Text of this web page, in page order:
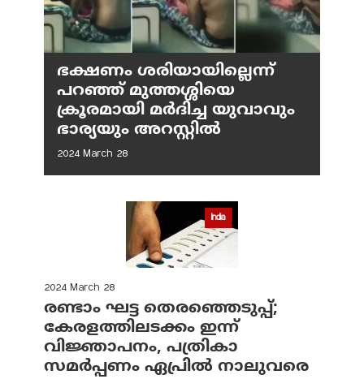
ഭക്ഷണം ശരിയായില്ലെന്ന്
പറഞ്ഞ് മുത്തശ്ശിയെ
ക്രൂരമായി മര്‍ദിച്ച യുവാവും
ഭാര്യയും അറസ്റ്റില്‍
2024 March 28
India
2024 March 28
രണ്ടാം ഘട്ട തെരഞ്ഞെടുപ്പ്;
കേരളത്തിലടക്കം ഇന്ന്
വിജ്ഞാപനം, പത്രികാ
സമര്‍പ്പണം ഏപ്രില്‍ നാലുവരെ